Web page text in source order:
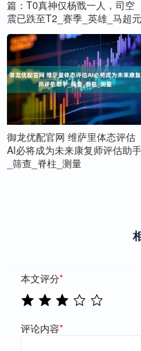
篇：T0真神仅杨戬一人，司空
震已跌至T2_赛季_英雄_马超元
御龙优配官网 维萨里体态评估
AI必将成为未来康复师评估助手
_筛查_脊柱_测量
本文评分*
评论内容*